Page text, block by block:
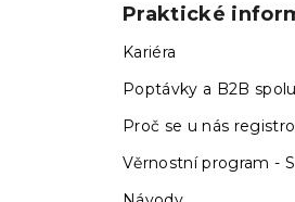
Praktické
Kariéra
Poptávky a B2B
Proč se u nás
Věrnostní program -